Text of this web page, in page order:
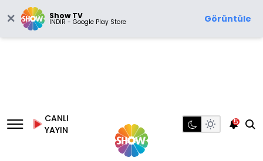
Show TV
İNDİR - Google Play Store Görüntüle
CANLI
YAYIN
5